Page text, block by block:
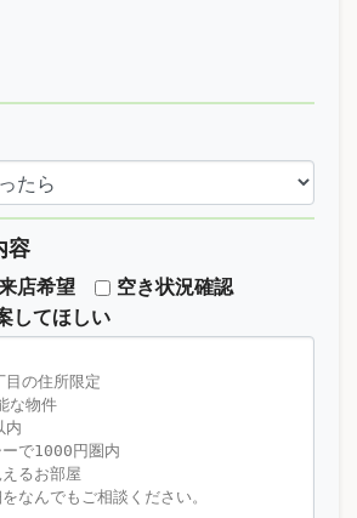
容
店希望
空き状況確認
してほしい